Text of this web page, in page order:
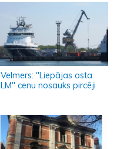
Velmers: "Liepājas osta
LM" cenu nosauks pircēji